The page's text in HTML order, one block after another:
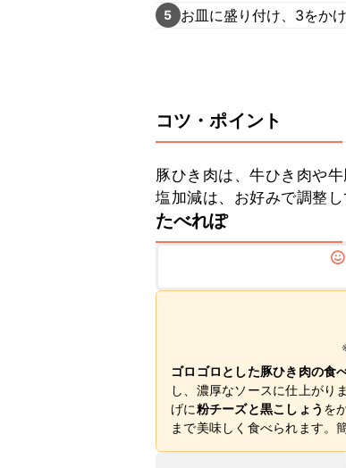
5 お皿に盛り付け、3をか
コツ・ポイント
豚ひき肉は、牛ひき肉や
塩加減は、お好みで調整し
たべれぽ
ゴロゴロとした豚ひき肉の食
し、濃厚なソースに仕上がり
げに粉チーズと黒こしょう を
まで美味しく食べられます。